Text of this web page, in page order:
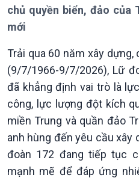
chủ quyền biển, đảo của
mới
Trải qua 60 năm xây
(9/7/1966-9/7/2026), Lữ
đã khẳng định vai trò là
công, lực lượng đột kích
miền Trung và quần đảo
anh hùng đến yêu cầu xây
đoàn 172 đang tiếp tục
mạnh mẽ để đáp ứng